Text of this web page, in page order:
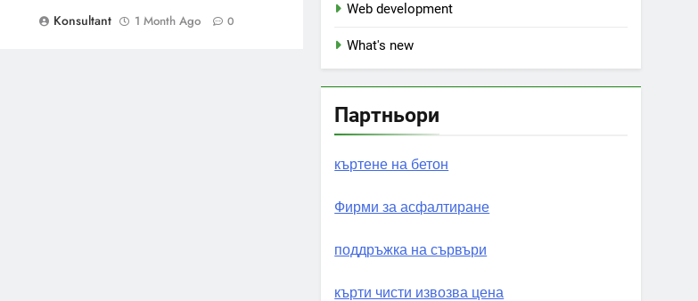
Konsultant
1 Month Ago 0
Web development
What's new
Партньори
къртене на бетон
Фирми за асфалтиране
поддръжка на сървъри
кърти чисти извозва цена